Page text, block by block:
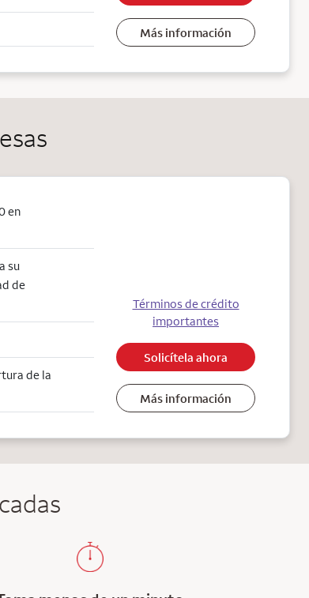
Más información
en
su
de
de la
Términos de crédito
importantes
Solicítela ahora
Más información